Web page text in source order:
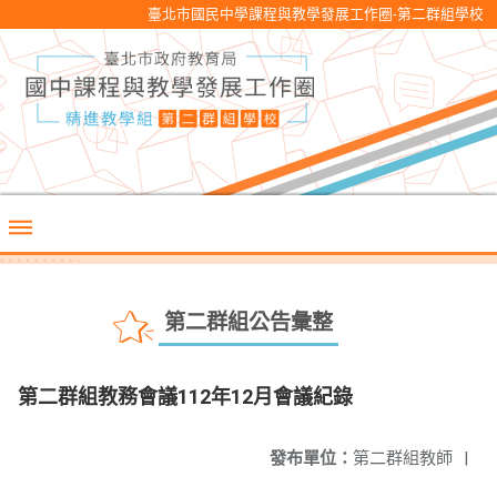
臺北市國民中學課程與教學發展工作圈-第二群組學校
第二群組公告彙整
第二群組教務會議112年12月會議紀錄
發布單位： 第二群組教師 |